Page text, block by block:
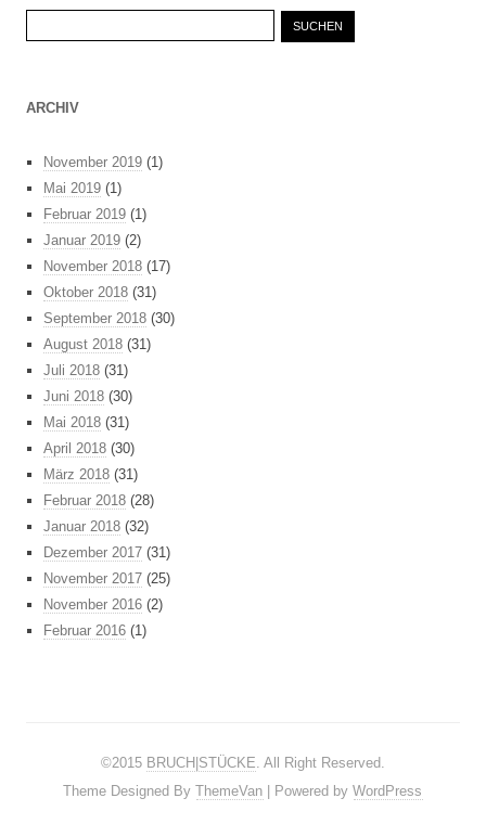
ARCHIV
November 2019 (1)
Mai 2019 (1)
Februar 2019 (1)
Januar 2019 (2)
November 2018 (17)
Oktober 2018 (31)
September 2018 (30)
August 2018 (31)
Juli 2018 (31)
Juni 2018 (30)
Mai 2018 (31)
April 2018 (30)
März 2018 (31)
Februar 2018 (28)
Januar 2018 (32)
Dezember 2017 (31)
November 2017 (25)
November 2016 (2)
Februar 2016 (1)
©2015 BRUCH|STÜCKE. All Right Reserved.
Theme Designed ByThemeVan | Powered byWordPress